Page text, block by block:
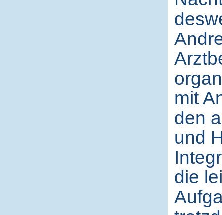
mit
den
und
die